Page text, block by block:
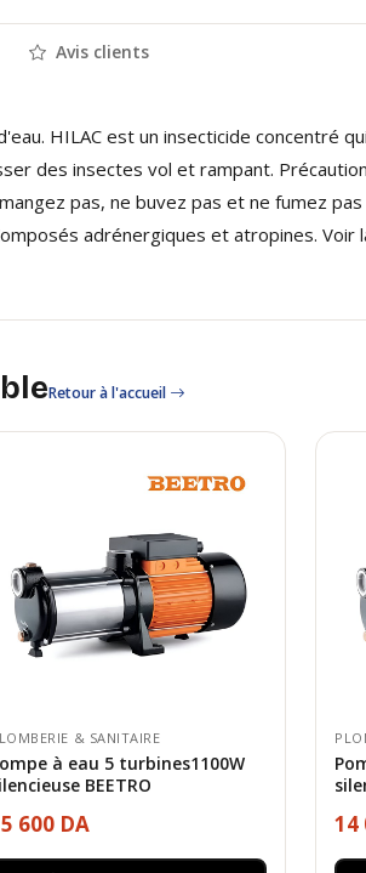
Avis clients
HILAC est un insecticide concentré
des insectes vol et rampant.
pas, ne buvez pas et ne fumez
adrénergiques et atropines. Voir
Retour à l'accueil
& SANITAIRE
à eau 5 turbines1100W
BEETRO
600 DA 14